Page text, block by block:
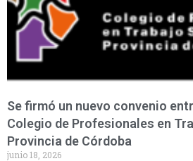
Se firmó un nuevo convenio
Colegio de Profesionales en
Provincia de Córdoba
junio 18, 2026